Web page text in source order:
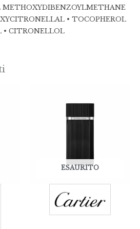
METHOXYDIBENZOYLMETHANE
• TOCOPHEROL
• CITRONELLOL
ESAURITO